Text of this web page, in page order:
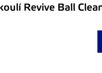
Revive Ball